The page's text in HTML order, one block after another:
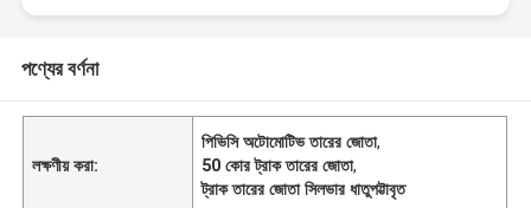
পণ্যের বর্ণনা
লক্ষণীয় করা:
পিভিসি অটোমোটিভ তারের জোতা,
50 কোর ট্রাক তারের জোতা,
ট্রাক তারের জোতা সিলভার ধাতুপট্টাবৃত